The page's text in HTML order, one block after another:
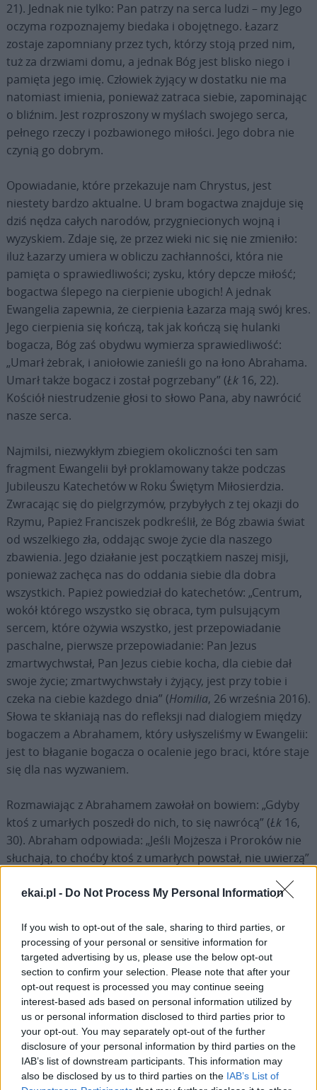
ekai.pl - Do Not Process My Personal Information
If you wish to opt-out of the sale, sharing to third parties, or
processing of your personal or sensitive information for
targeted advertising by us, please use the below opt-out
section to confirm your selection. Please note that after your
opt-out request is processed you may continue seeing
interest-based ads based on personal information utilized by
us or personal information disclosed to third parties prior to
your opt-out. You may separately opt-out of the further
disclosure of your personal information by third parties on the
IAB’s list of downstream participants. This information may
also be disclosed by us to third parties on the IAB’s List of
21). Jednak nie tylko: Pan patrzy na serca ludzi – my Jego
oczyma rozpoznajemy biedaka i obojętnego. Łazarz
zostaje zapomniany przez tych, którzy stoją przed nim,
tuż za drzwiami domu, a jednak Bóg jest blisko niego i
pamięta jego imię. Człowiek żyjący w dostatku nie ma
natomiast imienia, ponieważ zatraca siebie, zapominając
o bliźnim. Jest rozproszony w myślach swojego serca,
pełnego rzeczy i pozbawionego miłości. Jego dobra nie
czynią go dobrym.
Opowiadanie, które przekazuje nam Chrystus, jest
niestety bardzo aktualne. U bram bogactwa znajduje się
dziś nędza całych narodów, przygniecionych wojną i
wyzyskiem. Zdaje się, że przez wieki nic się nie zmieniło:
iluż Łazarzy umiera w obliczu zachłanności, która nie
pamięta o sprawiedliwości; zysku, który depcze miłość;
bogactwa ślepego na cierpienie ubogich! A jednak
Ewangelia zapewnia, że cierpienia Łazarza mają swój kres.
Jego cierpienia się kończą, tak jak kończą się hulanki
bogacza, Bóg zaś obydwu wymierza sprawiedliwość:
„Umarł żebrak, i aniołowie zanieśli go na łono Abrahama.
Umarł także bogacz i został pogrzebany” (Łk16, 22).
Kościół niestrudzenie głosi to słowo Pana, aby nawrócić
nasze serca.
Najmilsi, niezwykłym zbiegiem okoliczności ten sam
fragment Ewangelii był proklamowany także podczas
Jubileuszu Katechetów w Roku Świętym Miłosierdzia.
Zwracając się do pielgrzymów, przybyłych z tej okazji do
Rzymu, Papież Franciszek podkreślił, że Bóg zbawia świat
od wszelkiego zła, oddając swoje życie dla naszego
zbawienia. Jego działanie jest początkiem naszej misji,
ponieważ zachęca nas do oddania siebie dla dobra
wszystkich. Papież powiedział do katechetów: „Centrum,
wokół którego wszystko się obraca, tym pulsującym
sercem, które ożywia wszystko, jest przepowiadanie
paschalne, pierwsze przepowiadanie: Pan Jezus
zmartwychwstał, Pan Jezus ciebie kocha, dla ciebie dał
swoje życie; zmartwychwstały i żyjący, jest przy tobie i
czeka na ciebie każdego dnia” (Homilia, 26 września 2016).
Słowa te skłaniają nas do refleksji nad dialogiem między
bogaczem a Abrahamem, który usłyszeliśmy w Ewangelii:
jest to błaganie bogacza o ocalenie jego braci, które staje
się dla nas wyzwaniem.
Rozmawiając z Abrahamem zawołał on bowiem: „Gdyby
ktoś z umarłych poszedł do nich, to się nawrócą” (Łk16,
30). Abraham odpowiada: „Jeśli Mojżesza i Proroków nie
słuchają, to choćby ktoś z umarłych powstał, nie uwierzą”
Słowa Pisma Świętego nie chcą nas więc rozczarować ani
i Proroków oznacza, byśmy pamiętali o przykazaniach i
obietnicach Boga, którego opatrzność nigdy nikogo nie
opuszcza. Ewangelia głosi nam, że życie każdego
człowieka może się zmienić, ponieważ Chrystus powstał z
martwych. To wydarzenie jest prawdą, która nas zbawia:
dlatego należy je poznać i głosić, ale to nie wystarczy.
Należy je miłować: to właśnie miłość prowadzi nas do
zrozumienia Ewangelii, ponieważ przemienia nas,
otwierając nasze serca na słowo Boże i oblicze bliźniego.